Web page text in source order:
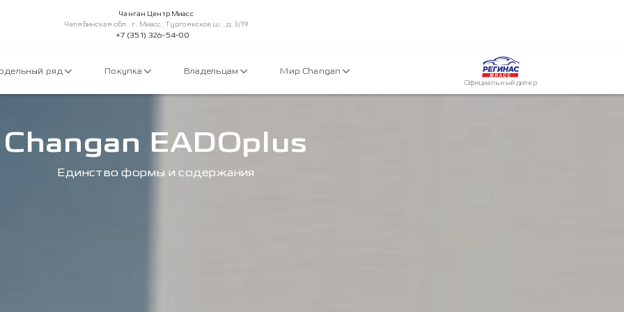
Чанган Центр Миасс
Челябинская обл., г. Миасс, Тургоякское ш., д. 3/19
+7 (351) 326-54-00
ряд Покупка Владельцам Мир Changan
Официальный дилер
Changan EADOplus
Единство формы и содержания